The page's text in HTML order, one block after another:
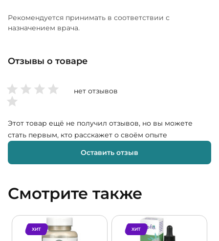
Рекомендуется принимать в соответствии с
назначением врача.
Отзывы о товаре
нет отзывов
Этот товар ещё не получил отзывов, но вы можете
стать первым, кто расскажет о своём опыте
Оставить отзыв
Смотрите также
ХИТ ХИТ